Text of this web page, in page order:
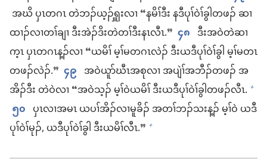
အဃိ ပှၤ​တဂၤ တဲ​ဘၣ်​ယ့ၣ်ၡူး​လၢ “န​မိၢ်​ဒီး န​ဒီပုၢ်ဝဲၢ်​ခွါ​တဖၣ်​ ဆၢ
ထၢၣ်​လၢ​တၢ်ချၢ ဒီး​အဲၣ်ဒိး​တဲ​တၢ်​ဒီး​နၤ​လီၤ.” ၄၈ ဒီး​အ​ဝဲ​တဲ​ဆၢ
က့ၤ ပှၤ​တဂၤ​န့ၣ်​လၢ “ယ​မိၢ် မ့ၢ်​မ​တဂၤ​လဲၣ်​ ဒီး​ယ​ဒီပုၢ်ဝဲၢ်​ခွါ မ့ၢ်​မတၤ​
တဖၣ်​လဲၣ်.” ၄၉ အ​ဝဲ​ယူာ်ဃီၤ​အ​စု​လၢ အပျဲၢ်​အဘီၣ်​တဖၣ်​ အ​
အိၣ်ဒီး တဲ​ဝဲ​လၢ “အဝဲသ့ၣ်​ မ့ၢ်​ဝဲ​ယ​မိၢ် ဒီး​ယ​ဒီပုၢ်ဝဲၢ်​ခွါ​တဖၣ်​လီၤ. +
၅၀ ပှၤလၢ​အ​မၤ ယ​ပၢ်​အိၣ်​လၢ​မူခိၣ်​ အ​တၢ်ဘၣ်သး​န့ၣ်​ မ့ၢ်ဝဲ ယ​ဒီ
ပုၢ်ဝဲၢ်​မုၣ်, ယ​ဒီပုၢ်ဝဲၢ်​ခွါ ဒီး​ယ​မိၢ်​လီၤ.” +